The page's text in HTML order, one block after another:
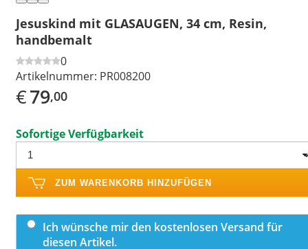
Jesuskind mit GLASAUGEN, 34 cm, Resin,
handbemalt
0
Artikelnummer: PR008200
€79,00
Sofortige Verfügbarkeit
ZUM WARENKORB HINZUFÜGEN
Ich wünsche mir den kostenlosen Versand für
diesen Artikel.